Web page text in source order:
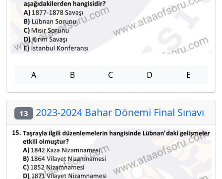
A B C D E
13 2023-2024 Bahar Dönemi Final Sınavı